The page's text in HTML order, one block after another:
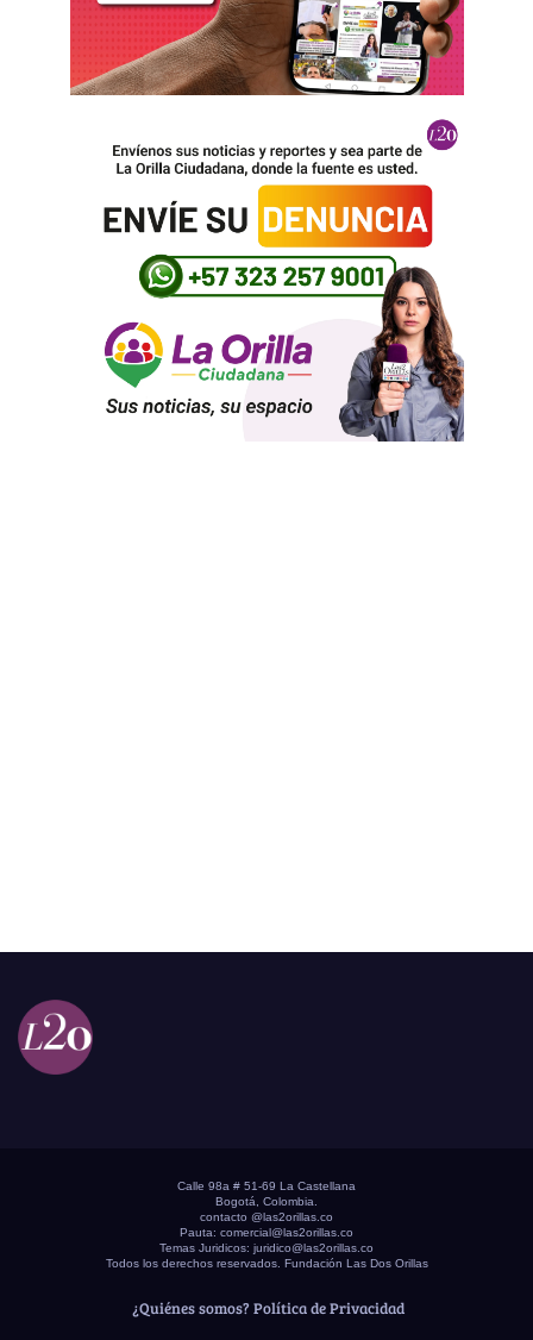
Calle 98a # 51-69 La Castellana
Bogotá, Colombia.
contacto @las2orillas.co
Pauta: comercial@las2orillas.co
Temas Juridicos: juridico@las2orillas.co
Todos los derechos reservados. Fundación Las Dos Orillas
¿Quiénes somos? Política de Privacidad